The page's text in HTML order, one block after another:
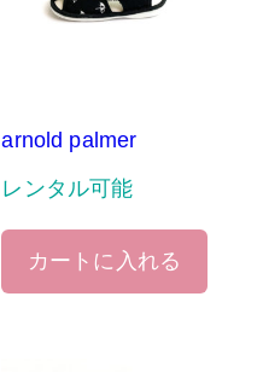
arnold palmer
レンタル可能
カートに入れる